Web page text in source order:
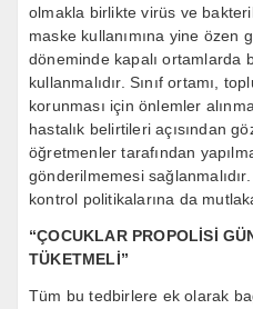
olmakla birlikte virüs ve
maske kullanımına yine özen
döneminde kapalı ortamlarda
kullanmalıdır. Sınıf ortamı,
korunması için önlemler
hastalık belirtileri açısından
öğretmenler tarafından
gönderilmemesi
kontrol politikalarına da
“ÇOCUKLAR PROPOLİSİ
TÜKETMELİ”
Tüm bu tedbirlere ek olarak